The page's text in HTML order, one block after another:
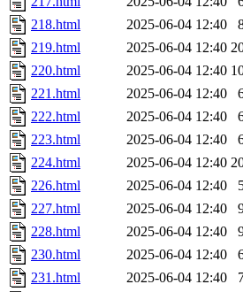
218.html
2025-06-04 12:40
219.html
2025-06-04 12:40
220.html
2025-06-04 12:40
221.html
2025-06-04 12:40
222.html
2025-06-04 12:40
223.html
2025-06-04 12:40
224.html
2025-06-04 12:40
226.html
2025-06-04 12:40
227.html
2025-06-04 12:40
228.html
2025-06-04 12:40
230.html
2025-06-04 12:40
231.html
2025-06-04 12:40